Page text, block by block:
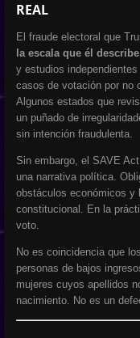
REAL
El fraude electoral que
la escala que él describe
y estudios
casos de votación por no
Algunos estados que
un puñado de
sin intención fraudulenta.
Sin embargo, el SAVE
una narrativa política.
obstáculos económicos y
constitucional. En la
voto.
No es coincidencia que
personas de bajos
mujeres cuyos apellidos
nacimiento. No es un